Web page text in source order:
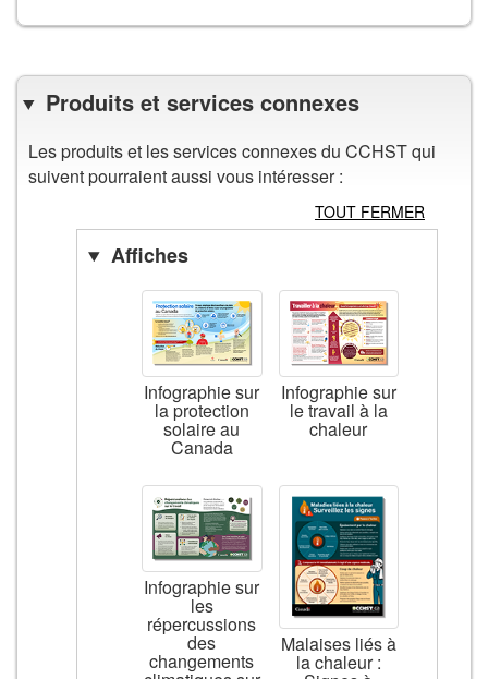
Produits et services connexes
Les produits et les services connexes du CCHST qui
suivent pourraient aussi vous intéresser :
TOUT FERMER
Affiches
Infographie sur
la protection
solaire au
Canada
Infographie sur
le travail à la
chaleur
Infographie sur
les
répercussions
des
changements
Malaises liés à
la chaleur :